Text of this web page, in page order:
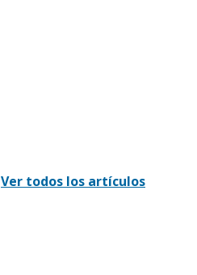
Ver todos los artículos